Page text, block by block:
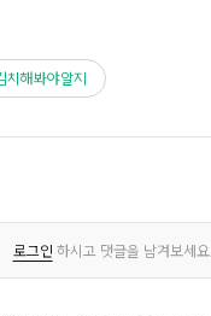
치해봐야알지
로그인 하시고 댓글을 남겨보세요.